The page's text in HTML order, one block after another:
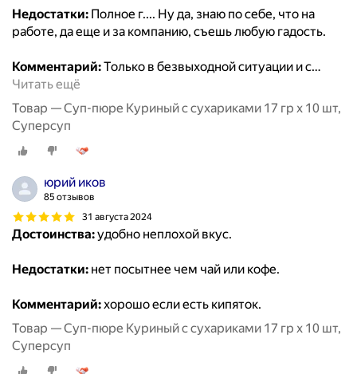
Недостатки: Полное г.... Ну да, знаю по себе, что на
работе, да еще и за компанию, съешь любую гадость.
Комментарий:Только в безвыходной ситуации и с…
Читать ещё
Товар — Суп-пюре Куриный с сухариками 17 гр x 10 шт,
Суперсуп
юрий иков
85 отзывов
31 августа 2024
Достоинства:удобно неплохой вкус.
Недостатки: нет посытнее чем чай или кофе.
Комментарий:хорошо если есть кипяток.
Товар — Суп-пюре Куриный с сухариками 17 гр x 10 шт,
Суперсуп